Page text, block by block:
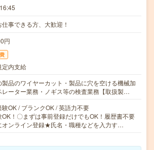
事できる方、大歓迎！
円
定内支給
製品のワイヤーカット・製品に穴を空ける機械加
レーター業務・ノギス等の検査業務【取扱製…
OK / ブランクOK / 英語力不要
！〇まずは事前登録だけでもOK！履歴書不要
オンライン登録★氏名・職種などを入力す…